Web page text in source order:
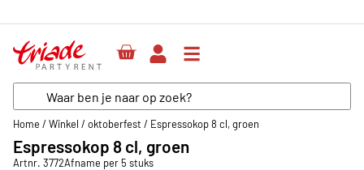
Home / Winkel / oktoberfest / Espressokop 8 cl, groen
Espressokop 8 cl, groen
Artnr. 3772Afname per 5 stuks